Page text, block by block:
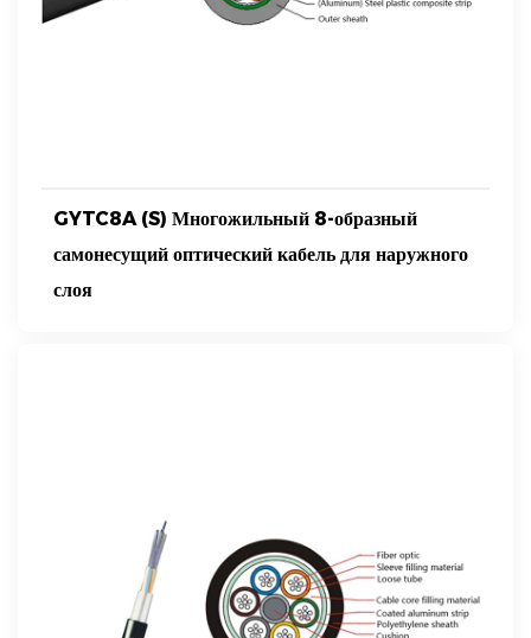
GYTC8A (S) Многожильный 8-образный
самонесущий оптический кабель для наружного
слоя